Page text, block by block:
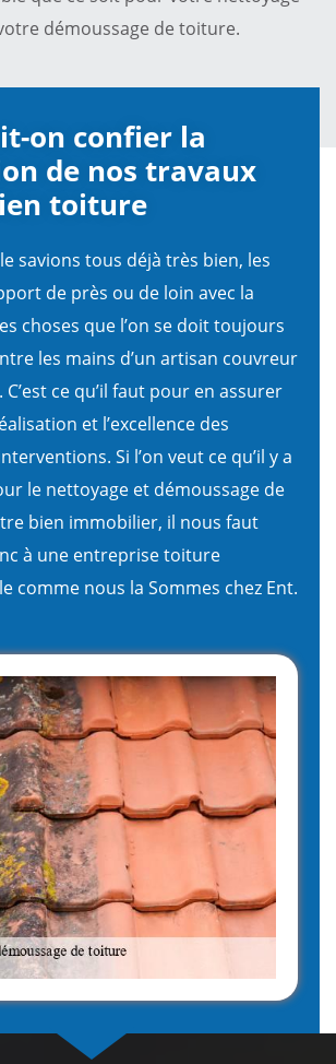
démoussage de toiture.
on confier la
de nos travaux
toiture
savions tous déjà très bien, les
de près ou de loin avec la
choses que l’on se doit toujours
les mains d’un artisan couvreur
ce qu’il faut pour en assurer
et l’excellence des
Si l’on veut ce qu’il y a
le nettoyage et démoussage de
bien immobilier, il nous faut
à une entreprise toiture
comme nous la Sommes chez Ent.